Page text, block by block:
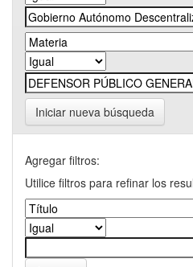
Iniciar nueva búsqueda
Agregar filtros:
Utilice filtros para refinar los